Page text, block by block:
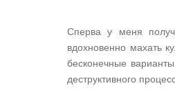
Сперва у меня
вдохновенно махать
бесконечные
деструктивного